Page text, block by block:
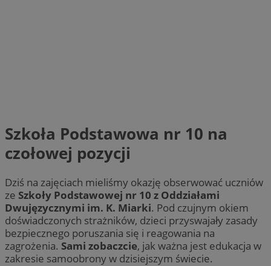
Szkoła Podstawowa nr 10 na
czołowej pozycji
Dziś na zajęciach mieliśmy okazję obserwować uczniów
ze Szkoły Podstawowej nr 10 z Oddziałami
Dwujęzycznymi im. K. Miarki. Pod czujnym okiem
doświadczonych strażników, dzieci przyswajały zasady
bezpiecznego poruszania się i reagowania na
zagrożenia. Sami zobaczcie, jak ważna jest edukacja w
zakresie samoobrony w dzisiejszym świecie.